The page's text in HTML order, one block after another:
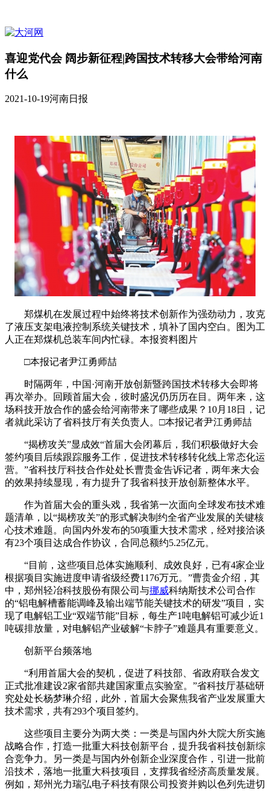
喜迎党代会 阔步新征程|跨国技术转移大会带给河南
什么
2021-10-19河南日报
郑煤机在发展过程中始终将技术创新作为强劲动力，攻克
了液压支架电液控制系统关键技术，填补了国内空白。图为工
人正在郑煤机总装车间内忙碌。本报资料图片
□本报记者尹江勇师喆
时隔两年，中国·河南开放创新暨跨国技术转移大会即将
再次举办。回顾首届大会，彼时盛况仍历历在目。两年来，这
场科技开放合作的盛会给河南带来了哪些成果？10月18日，记
者就此采访了省科技厅有关负责人。□本报记者尹江勇师喆
“揭榜攻关”显成效“首届大会闭幕后，我们积极做好大会
签约项目后续跟踪服务工作，促进技术转移转化线上常态化运
营。”省科技厅科技合作处处长曹贵金告诉记者，两年来大会
的效果持续显现，有力提升了我省科技开放创新整体水平。
作为首届大会的重头戏，我省第一次面向全球发布技术难
题清单，以“揭榜攻关”的形式解决制约全省产业发展的关键核
心技术难题。向国内外发布的50项重大技术需求，经对接洽谈
有23个项目达成合作协议，合同总额约5.25亿元。
“目前，这些项目总体实施顺利、成效良好，已有4家企业
根据项目实施进度申请省级经费1176万元。”曹贵金介绍，其
中，郑州轻冶科技股份有限公司与挪威科纳斯技术公司合作
的“铝电解槽蓄能调峰及输出端节能关键技术的研发”项目，实
现了电解铝工业“双端节能”目标，每生产1吨电解铝可减少近1
吨碳排放量，对电解铝产业破解“卡脖子”难题具有重要意义。
创新平台频落地
“利用首届大会的契机，促进了科技部、省政府联合发文
正式批准建设2家省部共建国家重点实验室。”省科技厅基础研
究处处长杨梦琳介绍，此外，首届大会聚焦我省产业发展重大
技术需求，共有293个项目签约。
这些项目主要分为两大类：一类是与国内外大院大所实施
战略合作，打造一批重大科技创新平台，提升我省科技创新综
合竞争力。另一类是与国内外创新企业深度合作，引进一批前
沿技术，落地一批重大科技项目，支撑我省经济高质量发展。
例如，郑州光力瑞弘电子科技有限公司投资并购以色列先进切